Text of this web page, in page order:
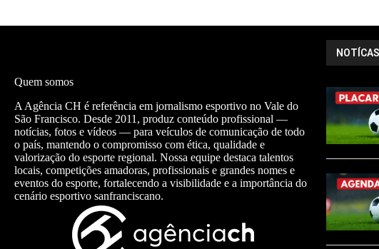
Quem somos
A Agência CH é referência em jornalismo esportivo no Vale do
São Francisco. Desde 2011, produz conteúdo profissional —
notícias, fotos e vídeos — para veículos de comunicação de todo
o país, mantendo o compromisso com ética, qualidade e
valorização do esporte regional. Nossa equipe destaca talentos
locais, competições amadoras, profissionais e grandes nomes e
eventos do esporte, fortalecendo a visibilidade e a importância do
cenário esportivo sanfranciscano.